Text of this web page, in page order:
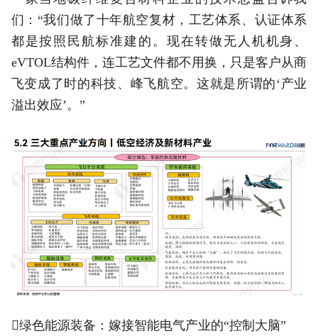
们：“我们做了十年航空复材，工艺体系、认证体系
都是按照民航标准建的。现在转做无人机机身、
eVTOL结构件，连工艺文件都不用换，只是客户从商
飞变成了时的科技、峰飞航空。这就是所谓的‘产业
溢出效应’。”
绿色能源装备：嫁接智能电气产业的“控制大脑”